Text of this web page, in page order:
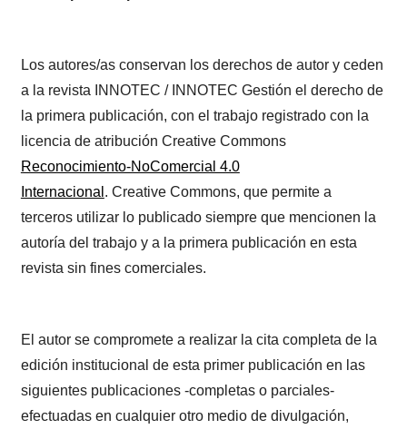
Los autores/as conservan los derechos de autor y ceden
a la revista INNOTEC / INNOTEC Gestión el derecho de
la primera publicación, con el trabajo registrado con la
licencia de atribución Creative Commons
Reconocimiento-NoComercial 4.0
Internacional . Creative Commons, que permite a
terceros utilizar lo publicado siempre que mencionen la
autoría del trabajo y a la primera publicación en esta
revista sin fines comerciales.
El autor se compromete a realizar la cita completa de la
edición institucional de esta primer publicación en las
siguientes publicaciones -completas o parciales-
efectuadas en cualquier otro medio de divulgación,